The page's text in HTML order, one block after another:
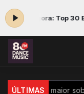
agora: Top 30 Brasil
ÚLTIMAS
maior sobre